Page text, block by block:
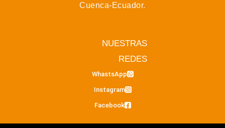
Cuenca-Ecuador.
NUESTRAS
REDES
WhastsApp
Instagram
Facebook